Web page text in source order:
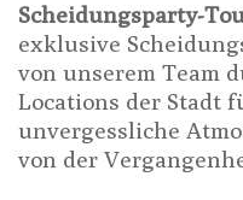
Scheidungsparty-
exklusive
von unserem Team
Locations der Stadt
unvergessliche
von der